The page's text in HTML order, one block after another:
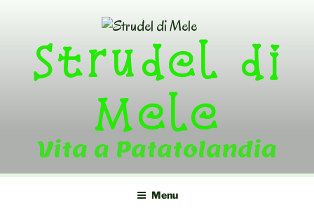
contentStrudel di
Mele
Vita a Patatolandia
Menu